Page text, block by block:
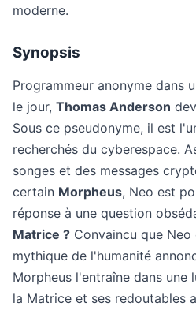
moderne.
Synopsis
Programmeur anonyme dans
le jour, Thomas Anderson
Sous ce pseudonyme, il est
recherchés du cyberespace.
songes et des messages
certain Morpheus, Neo est
réponse à une question
Matrice ? Convaincu que
mythique de l'humanité
Morpheus l'entraîne dans
la Matrice et ses redoutables